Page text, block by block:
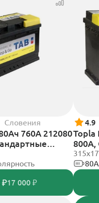
Словения
760А 212080
₽17 000 ₽
4.9
Topla